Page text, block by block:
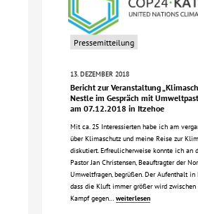
Pressemitteilung
13. DEZEMBER 2018
Bericht zur Veranstaltung
Nestle im Gespräch mit
am 07.12.2018 in Itzehoe
Mit ca. 25 Interessierten habe ich am
über Klimaschutz und meine Reise zur
diskutiert. Erfreulicherweise konnte ich an
Pastor Jan Christensen, Beauftragter der
Umweltfragen, begrüßen. Der Aufenthalt in
dass die Kluft immer größer wird
Kampf gegen… weiterlesen